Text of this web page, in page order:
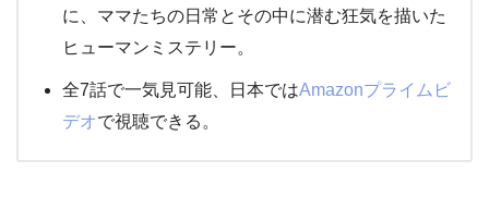
に、ママたちの日常とその中に潜む狂気を描いた
ヒューマンミステリー。
全7話で一気見可能、日本ではAmazonプライムビ
デオで視聴できる。